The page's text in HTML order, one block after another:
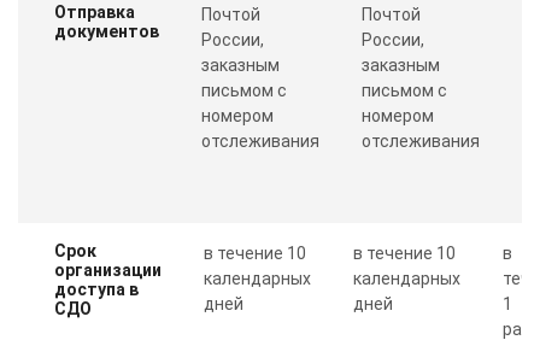
Отправка
документов
Почтой
России,
заказным
письмом с
номером
отслеживания
Почтой
России,
заказным
письмом с
номером
отслеживания
Срок
организации
доступа в
СДО
в течение 10
календарных
дней
в течение 10
календарных
дней
в
1